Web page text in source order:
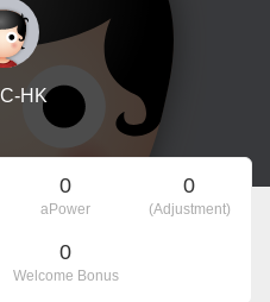
HK
0
aPower
0
(Adjustment)
0
Welcome Bonus